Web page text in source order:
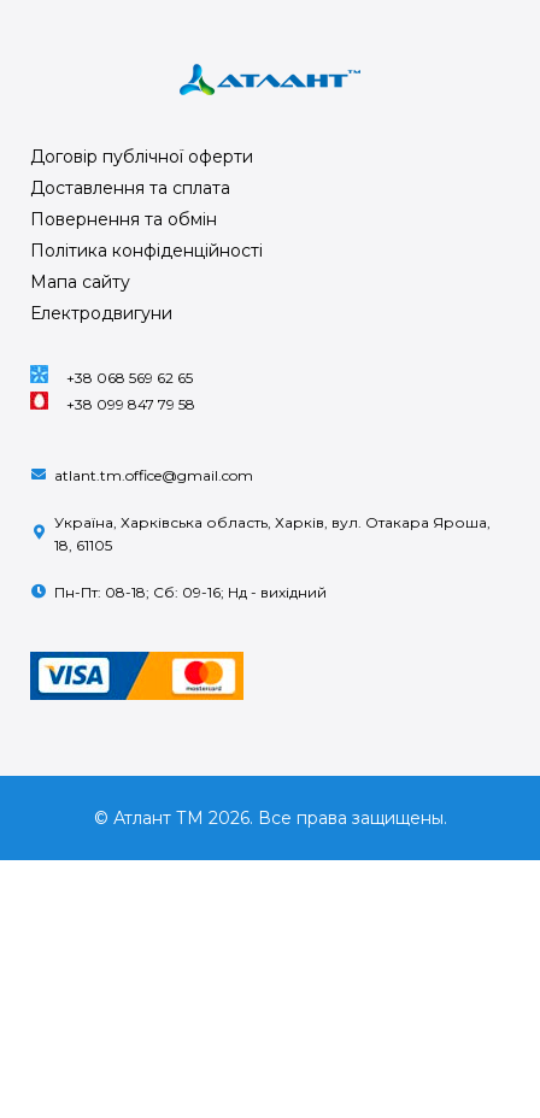
Договір публічної оферти
Доставлення та сплата
Повернення та обмін
Політика конфіденційності
Мапа сайту
Електродвигуни
+38 068 569 62 65
+38 099 847 79 58
atlant.tm.office@gmail.com
Україна, Харківська область, Харків, вул. Отакара Яроша,
18, 61105
Пн-Пт: 08-18; Сб: 09-16; Нд - вихідний
© Атлант ТМ 2026. Все права защищены.